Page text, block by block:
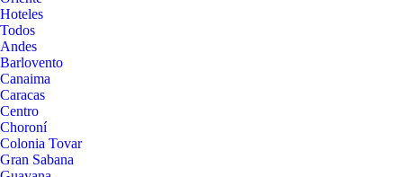
Hoteles
Todos
Andes
Barlovento
Canaima
Caracas
Centro
Choroní
Colonia Tovar
Gran Sabana